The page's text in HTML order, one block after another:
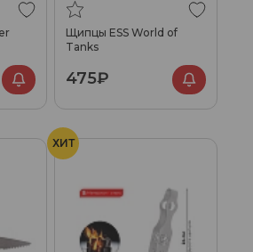
Щипцы ESS World of
Tanks
475₽
ХИТ